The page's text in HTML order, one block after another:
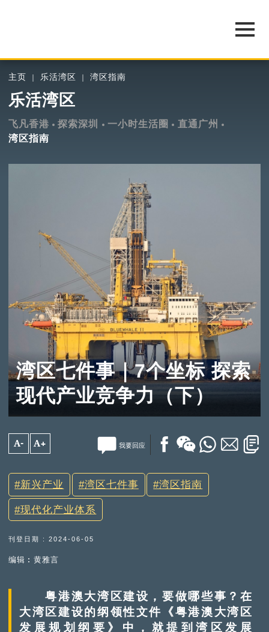
主页 乐活湾区 湾区指南
乐活湾区
飞凡香港 探索深圳 一小时生活圈
直通广州
湾区指南
湾区七件事｜7个坐标 探索
现代产业竞争力（下）
A- A+ 我要回应
新兴产业 湾区七件事 湾区指南
现代化产业体系
刊登日期 : 2024-06-05
编辑︰黄雅言
粤港澳大湾区建设，要做哪些事？在
大湾区建设的纲领性文件《粤港澳大湾区
发展规划纲要》中，就提到湾区发展